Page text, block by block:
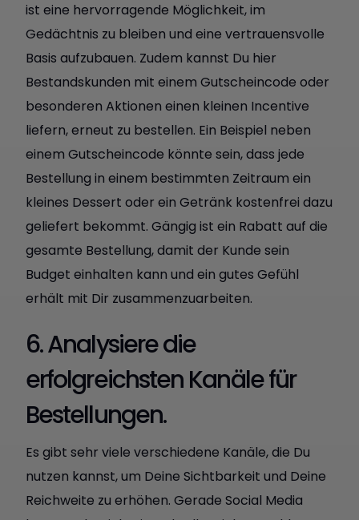
ist eine hervorragende Möglichkeit, im
Gedächtnis zu bleiben und eine vertrauensvolle
Basis aufzubauen. Zudem kannst Du hier
Bestandskunden mit einem Gutscheincode oder
besonderen Aktionen einen kleinen Incentive
liefern, erneut zu bestellen. Ein Beispiel neben
einem Gutscheincode könnte sein, dass jede
Bestellung in einem bestimmten Zeitraum ein
kleines Dessert oder ein Getränk kostenfrei dazu
geliefert bekommt. Gängig ist ein Rabatt auf die
gesamte Bestellung, damit der Kunde sein
Budget einhalten kann und ein gutes Gefühl
erhält mit Dir zusammenzuarbeiten.
6. Analysiere die
erfolgreichsten Kanäle für
Bestellungen.
Es gibt sehr viele verschiedene Kanäle, die Du
nutzen kannst, um Deine Sichtbarkeit und Deine
Reichweite zu erhöhen. Gerade Social Media